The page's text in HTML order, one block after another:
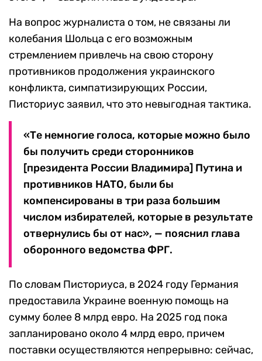
На вопрос журналиста о том, не связаны ли
колебания Шольца с его возможным
стремлением привлечь на свою сторону
противников продолжения украинского
конфликта, симпатизирующих России,
Писториус заявил, что это невыгодная тактика.
«Те немногие голоса, которые можно было
бы получить среди сторонников
[президента России Владимира] Путина и
противников НАТО, были бы
компенсированы в три раза большим
числом избирателей, которые в результате
отвернулись бы от нас», — пояснил глава
оборонного ведомства ФРГ.
По словам Писториуса, в 2024 году Германия
предоставила Украине военную помощь на
сумму более 8 млрд евро. На 2025 год пока
запланировано около 4 млрд евро, причем
поставки осуществляются непрерывно: сейчас,